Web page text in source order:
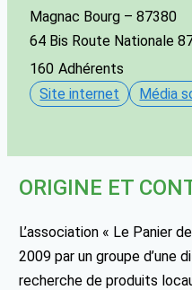
Magnac Bourg – 87380
64 Bis Route Nationale
160 Adhérents
Site internet
Média
ORIGINE ET
L’association « Le Panier
2009 par un groupe d’une
recherche de produits